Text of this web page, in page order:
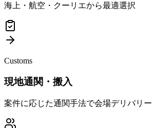
海上・航空・クーリエから最適選択
Customs
現地通関・搬入
案件に応じた通関手法で会場デリバリー